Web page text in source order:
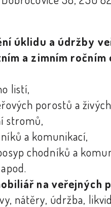
úklidu a údržby
a zimním ročním
listí,
porostů a
stromů,
a komunikací,
chodníků a
na veřejných
nátěry, údržba,